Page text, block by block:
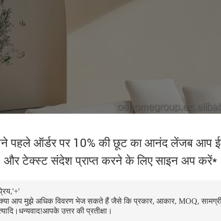
पहले ऑर्डर पर 10% की छूट का आनंद लेंजब आप
और टेक्स्ट संदेश प्राप्त करने के लिए साइन अप करें*